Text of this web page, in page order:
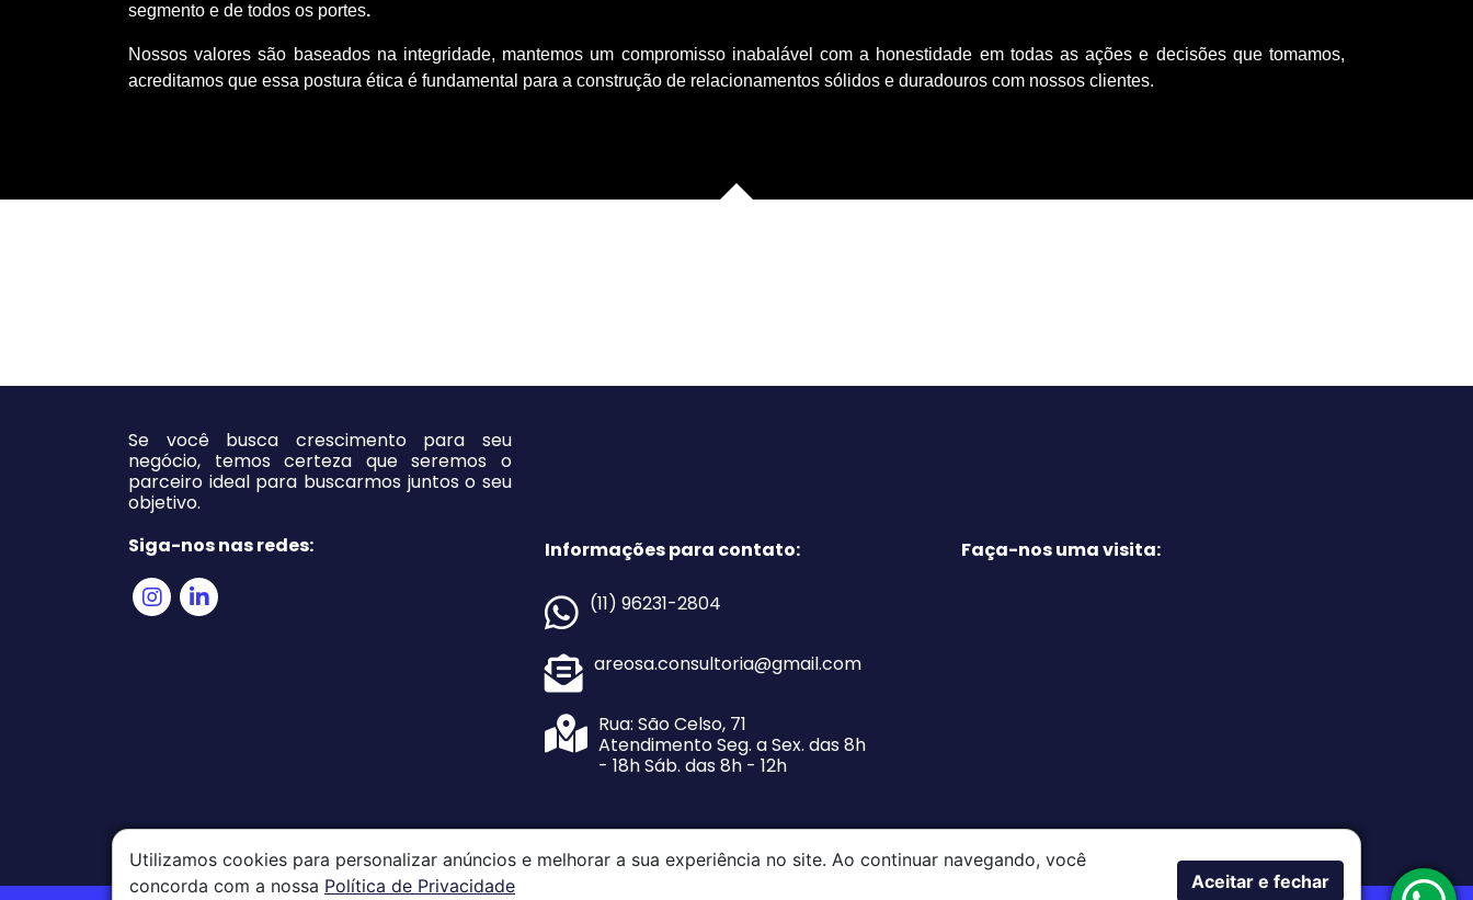
segmento e de todos os portes.
Nossos valores são baseados na integridade, mantemos um compromisso inabalável com a honestidade em todas as ações e decisões que tomamos,
acreditamos que essa postura ética é fundamental para a construção de relacionamentos sólidos e duradouros com nossos clientes.
Se você busca crescimento para seu
negócio, temos certeza que seremos o
parceiro ideal para buscarmos juntos o seu
objetivo.
Siga-nos nas redes:
Informações para contato:
(11) 96231-2804
areosa.consultoria@gmail.com
Rua: São Celso, 71
Atendimento Seg. a Sex. das 8h
- 18h Sáb. das 8h - 12h
Faça-nos uma visita:
Utilizamos cookies para personalizar anúncios e melhorar a sua experiência no site. Ao continuar navegando, você
concorda com a nossa Política de Privacidade Aceitar e fechar